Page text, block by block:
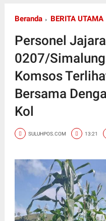
Beranda BERITA UTAMA
Personel
0207/
Komsos
Bersama
Kol
SULUHPOS.COM 13:21